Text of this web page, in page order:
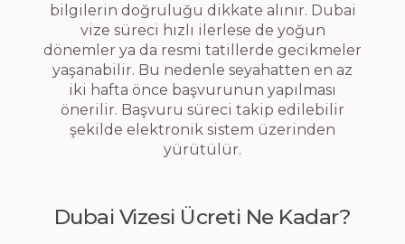
bilgilerin doğruluğu dikkate alınır. Dubai
vize süreci hızlı ilerlese de yoğun
dönemler ya da resmi tatillerde gecikmeler
yaşanabilir. Bu nedenle seyahatten en az
iki hafta önce başvurunun yapılması
önerilir. Başvuru süreci takip edilebilir
şekilde elektronik sistem üzerinden
yürütülür.
Dubai Vizesi Ücreti Ne Kadar?